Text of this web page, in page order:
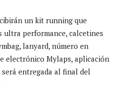
un kit running que
ultra performance, calcetines
lanyard, número en
electrónico Mylaps, aplicación
entregada al final del